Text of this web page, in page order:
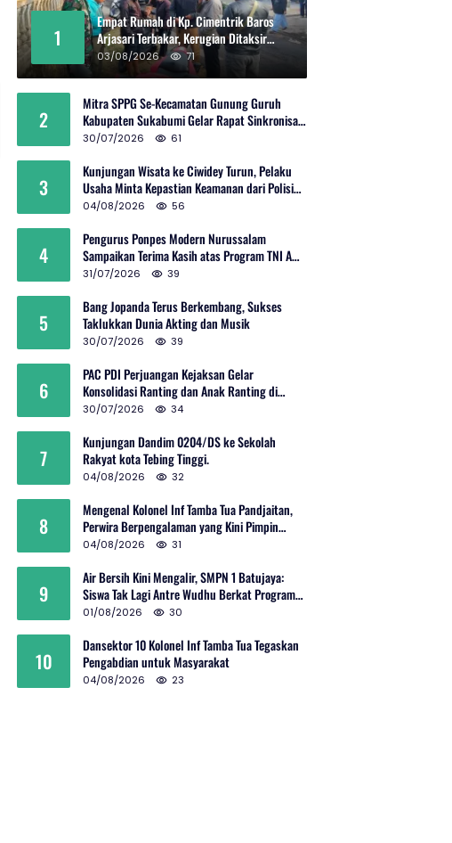
1
Empat Rumah di Kp. Cimentrik Baros
Arjasari Terbakar, Kerugian Ditaksir
Rp600 Juta
03/08/2026 71
2
Mitra SPPG Se-Kecamatan Gunung Guruh
Kabupaten Sukabumi Gelar Rapat Sinkronisasi
Pemetaan Penerima Manfaat MBG
30/07/2026 61
3
Kunjungan Wisata ke Ciwidey Turun, Pelaku
Usaha Minta Kepastian Keamanan dari Polisi
dan Pemprov Jabar
04/08/2026 56
4
Pengurus Ponpes Modern Nurussalam
Sampaikan Terima Kasih atas Program TNI AD
Manunggal Air
31/07/2026 39
5
Bang Jopanda Terus Berkembang, Sukses
Taklukkan Dunia Akting dan Musik
30/07/2026 39
6
PAC PDI Perjuangan Kejaksan Gelar
Konsolidasi Ranting dan Anak Ranting di
Kebon Baru
30/07/2026 34
7
Kunjungan Dandim 0204/DS ke Sekolah
Rakyat kota Tebing Tinggi.
04/08/2026 32
8
Mengenal Kolonel Inf Tamba Tua Pandjaitan,
Perwira Berpengalaman yang Kini Pimpin
Sektor 10 Citarum Harum
04/08/2026 31
9
Air Bersih Kini Mengalir, SMPN 1 Batujaya:
Siswa Tak Lagi Antre Wudhu Berkat Program
TNI AD
01/08/2026 30
10
Dansektor 10 Kolonel Inf Tamba Tua Tegaskan
Pengabdian untuk Masyarakat
04/08/2026 23